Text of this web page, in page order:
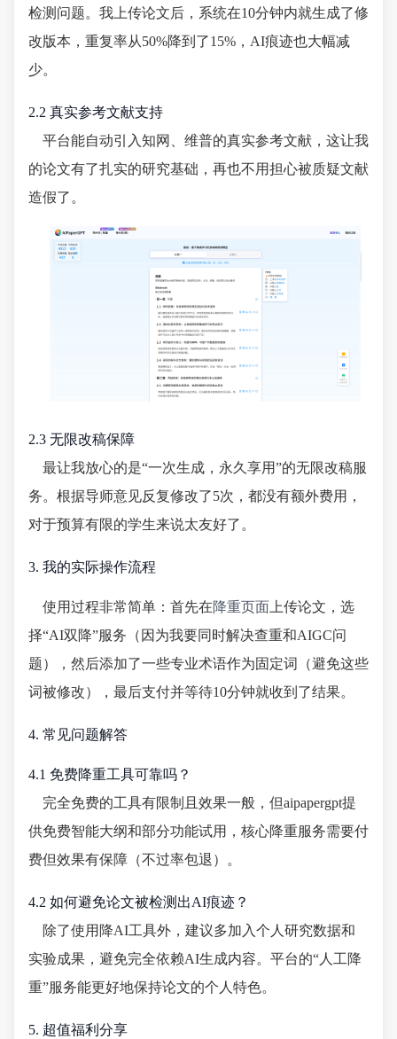
检测问题。我上传论文后，系统在10分钟内就生成了修
改版本，重复率从50%降到了15%，AI痕迹也大幅减
少。
2.2 真实参考文献支持
平台能自动引入知网、维普的真实参考文献，这让我
的论文有了扎实的研究基础，再也不用担心被质疑文献
造假了。
2.3 无限改稿保障
最让我放心的是“一次生成，永久享用”的无限改稿服
务。根据导师意见反复修改了5次，都没有额外费用，
对于预算有限的学生来说太友好了。
3. 我的实际操作流程
使用过程非常简单：首先在降重页面 上传论文，选
择“AI双降”服务（因为我要同时解决查重和AIGC问
题），然后添加了一些专业术语作为固定词（避免这些
词被修改），最后支付并等待10分钟就收到了结果。
4. 常见问题解答
4.1 免费降重工具可靠吗？
完全免费的工具有限制且效果一般，但aipapergpt提
供免费智能大纲和部分功能试用，核心降重服务需要付
费但效果有保障（不过率包退）。
4.2 如何避免论文被检测出AI痕迹？
除了使用降AI工具外，建议多加入个人研究数据和
实验成果，避免完全依赖AI生成内容。平台的“人工降
重”服务能更好地保持论文的个人特色。
5. 超值福利分享